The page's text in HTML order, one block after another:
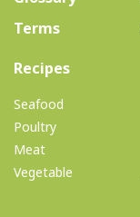
Terms
Recipes(current)
Seafood
Poultry
Meat
Vegetable